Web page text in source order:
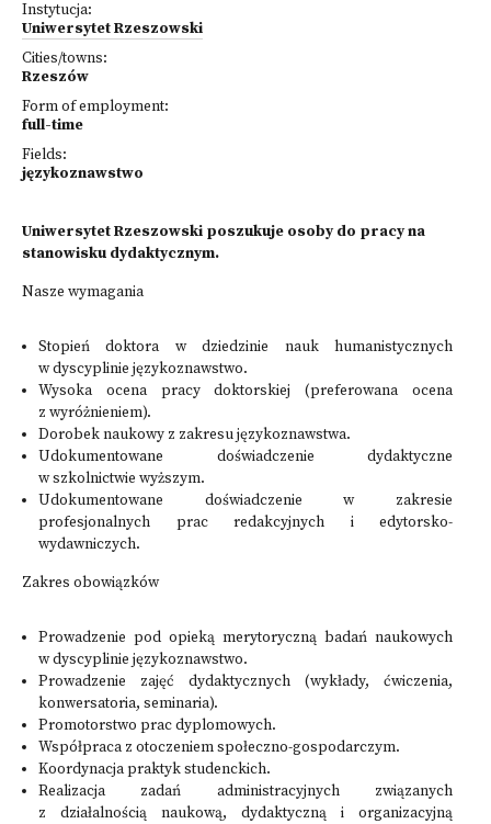
Instytucja:
Uniwersytet Rzeszowski
Cities/towns:
Rzeszów
Form of employment:
full-time
Fields:
językoznawstwo
Uniwersytet Rzeszowski poszukuje osoby do pracy na
stanowisku dydaktycznym.
Nasze wymagania
Stopień doktora w dziedzinie nauk humanistycznych
w dyscyplinie językoznawstwo.
Wysoka ocena pracy doktorskiej (preferowana ocena
z wyróżnieniem).
Dorobek naukowy z zakresu językoznawstwa.
Udokumentowane doświadczenie dydaktyczne
w szkolnictwie wyższym.
Udokumentowane doświadczenie w zakresie
profesjonalnych prac redakcyjnych i edytorsko-
wydawniczych.
Zakres obowiązków
Prowadzenie pod opieką merytoryczną badań naukowych
w dyscyplinie językoznawstwo.
Prowadzenie zajęć dydaktycznych (wykłady, ćwiczenia,
konwersatoria, seminaria).
Promotorstwo prac dyplomowych.
Współpraca z otoczeniem społeczno-gospodarczym.
Koordynacja praktyk studenckich.
Realizacja zadań administracyjnych związanych
z działalnością naukową, dydaktyczną i organizacyjną